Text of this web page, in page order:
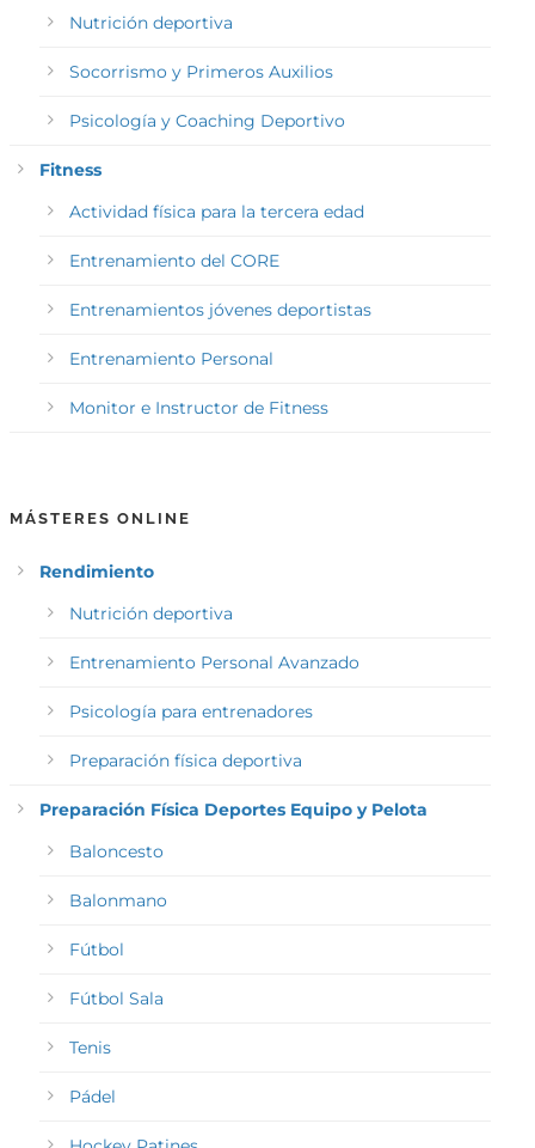
Nutrición deportiva
Socorrismo y Primeros Auxilios
Psicología y Coaching Deportivo
Fitness
Actividad física para la tercera edad
Entrenamiento del CORE
Entrenamientos jóvenes deportistas
Entrenamiento Personal
Monitor e Instructor de Fitness
MÁSTERES ONLINE
Rendimiento
Nutrición deportiva
Entrenamiento Personal Avanzado
Psicología para entrenadores
Preparación física deportiva
Preparación Física Deportes Equipo y Pelota
Baloncesto
Balonmano
Fútbol
Fútbol Sala
Tenis
Pádel